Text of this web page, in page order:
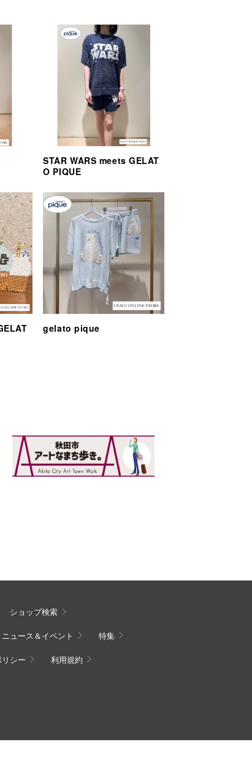
STAR WARS meets GELAT
O PIQUE
gelato pique
ショップ検索
ニュース＆イベント 特集
シー 利用規約